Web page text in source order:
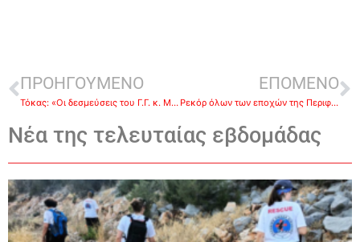
ΠΡΟΗΓΟΥΜΕΝΟ
Τόκας: «Οι δεσμεύσεις του Γ.Γ. κ. Μπακογιάννη για το Ειδικό Πολεοδομικό Σχέδιο Ερμιονίδας»
ΕΠΟΜΕΝΟ
Ρεκόρ όλων των εποχών της Περιφέρειας Πελοποννήσου στα ταξιδιωτικά έσοδα το α΄ εξάμηνο του 2022
Νέα της τελευταίας εβδομάδας